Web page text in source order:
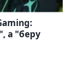
а "беру